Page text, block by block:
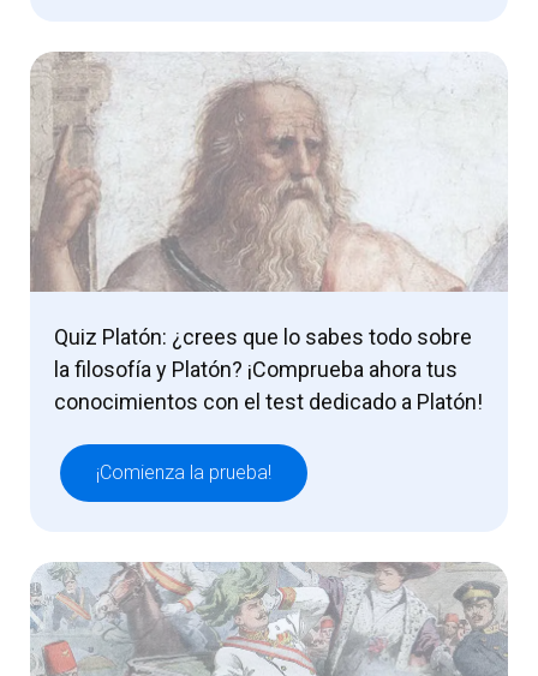
Quiz Platón: ¿crees que lo sabes todo sobre
la filosofía y Platón? ¡Comprueba ahora tus
conocimientos con el test dedicado a Platón!
¡Comienza la prueba!